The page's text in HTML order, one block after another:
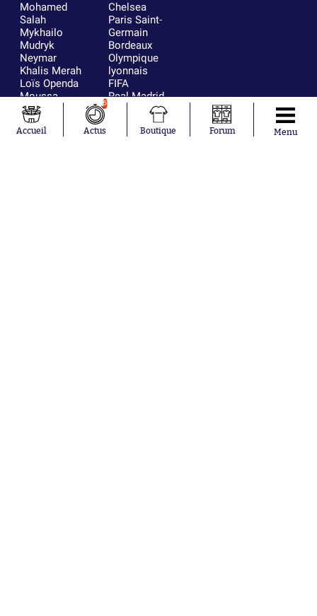
Mohamed
Salah
Mykhailo
Mudryk
Neymar
Khalis Merah
Loïs Openda
Moussa
Niakhaté
Nicolás
Tagliafico
Chelsea
Paris Saint-
Germain
Bordeaux
Olympique
lyonnais
FIFA
Real Madrid
RC Strasbourg
France
Accueil
6
Actus Boutique Forum Menu